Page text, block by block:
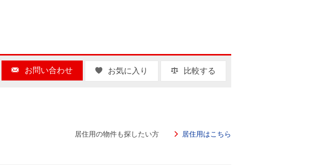
お問い合わせ お気に入り 比較する
居住用の物件も探したい方 居住用はこちら